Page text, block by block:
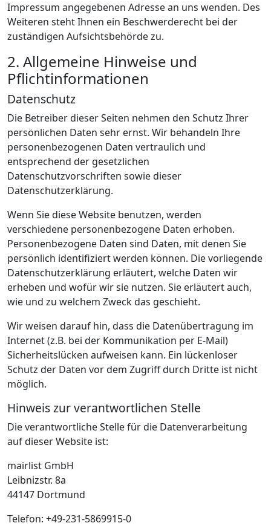
Impressum angegebenen Adresse an uns wenden. Des
Weiteren steht Ihnen ein Beschwerderecht bei der
zuständigen Aufsichtsbehörde zu.
2. Allgemeine Hinweise und
Pflichtinformationen
Datenschutz
Die Betreiber dieser Seiten nehmen den Schutz Ihrer
persönlichen Daten sehr ernst. Wir behandeln Ihre
personenbezogenen Daten vertraulich und
entsprechend der gesetzlichen
Datenschutzvorschriften sowie dieser
Datenschutzerklärung.
Wenn Sie diese Website benutzen, werden
verschiedene personenbezogene Daten erhoben.
Personenbezogene Daten sind Daten, mit denen Sie
persönlich identifiziert werden können. Die vorliegende
Datenschutzerklärung erläutert, welche Daten wir
erheben und wofür wir sie nutzen. Sie erläutert auch,
wie und zu welchem Zweck das geschieht.
Wir weisen darauf hin, dass die Datenübertragung im
Internet (z.B. bei der Kommunikation per E-Mail)
Sicherheitslücken aufweisen kann. Ein lückenloser
Schutz der Daten vor dem Zugriff durch Dritte ist nicht
möglich.
Hinweis zur verantwortlichen Stelle
Die verantwortliche Stelle für die Datenverarbeitung
auf dieser Website ist:
mairlist GmbH
Leibnizstr. 8a
44147 Dortmund
Telefon: +49-231-5869915-0